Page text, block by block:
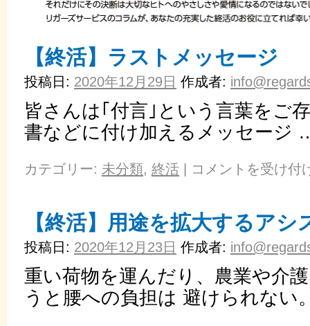
【終活】ラストメッセージ
投稿日: 2020年12月29日 作成者:
皆さんは｢付言｣という言葉をご
書などに付け加えるメッセージ
カテゴリー: 未分類, 終活 コメントを受け付
【終活】用途を拡大するアシ
投稿日: 2020年12月23日 作成者:
重い荷物を運んだり、農業や介
うと腰への負担は 避けられな